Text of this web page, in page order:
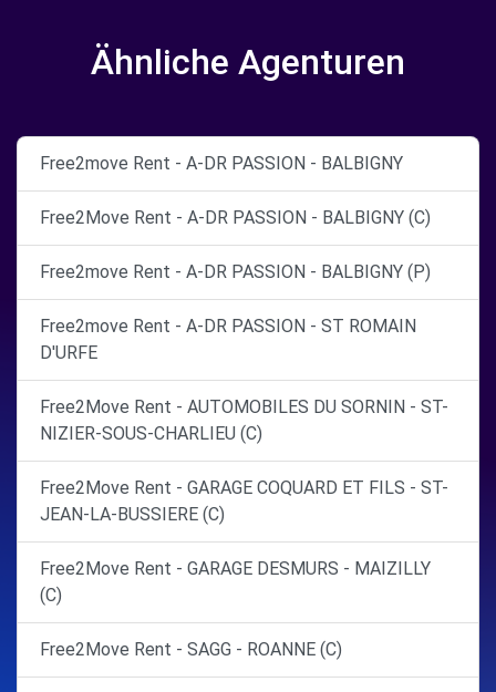
Ähnliche Agenturen
Free2move Rent - A-DR PASSION - BALBIGNY
Free2Move Rent - A-DR PASSION - BALBIGNY (C)
Free2move Rent - A-DR PASSION - BALBIGNY (P)
Free2move Rent - A-DR PASSION - ST ROMAIN
D'URFE
Free2Move Rent - AUTOMOBILES DU SORNIN - ST-
NIZIER-SOUS-CHARLIEU (C)
Free2Move Rent - GARAGE COQUARD ET FILS - ST-
JEAN-LA-BUSSIERE (C)
Free2Move Rent - GARAGE DESMURS - MAIZILLY
(C)
Free2Move Rent - SAGG - ROANNE (C)